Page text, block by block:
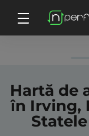
Hartă de
în Irving,